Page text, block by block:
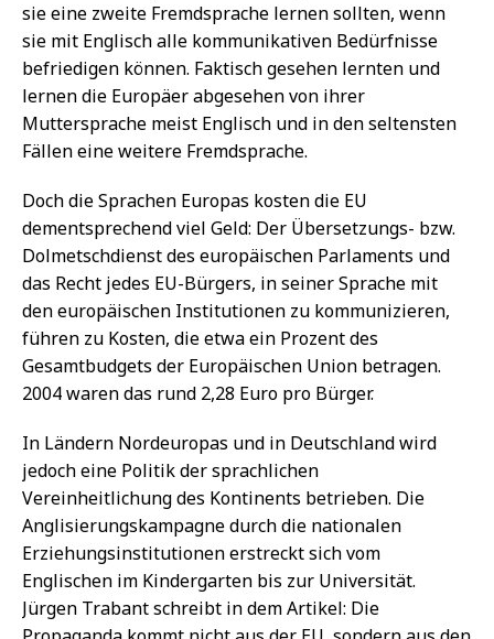
sie eine zweite Fremdsprache lernen sollten, wenn
sie mit Englisch alle kommunikativen Bedürfnisse
befriedigen können. Faktisch gesehen lernten und
lernen die Europäer abgesehen von ihrer
Muttersprache meist Englisch und in den seltensten
Fällen eine weitere Fremdsprache.
Doch die Sprachen Europas kosten die EU
dementsprechend viel Geld: Der Übersetzungs- bzw.
Dolmetschdienst des europäischen Parlaments und
das Recht jedes EU-Bürgers, in seiner Sprache mit
den europäischen Institutionen zu kommunizieren,
führen zu Kosten, die etwa ein Prozent des
Gesamtbudgets der Europäischen Union betragen.
2004 waren das rund 2,28 Euro pro Bürger.
In Ländern Nordeuropas und in Deutschland wird
jedoch eine Politik der sprachlichen
Vereinheitlichung des Kontinents betrieben. Die
Anglisierungskampagne durch die nationalen
Erziehungsinstitutionen erstreckt sich vom
Englischen im Kindergarten bis zur Universität.
Jürgen Trabant schreibt in dem Artikel: Die